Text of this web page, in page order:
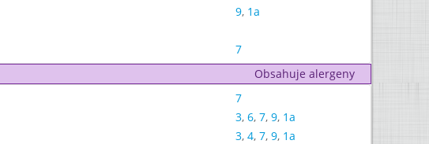
9, 1a
7
Obsahuje alergeny
7
3, 6, 7, 9, 1a
3, 4, 7, 9, 1a